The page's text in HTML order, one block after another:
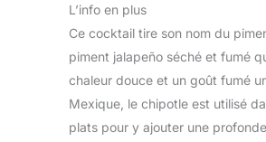
L’info en plus
Ce cocktail tire son nom du
piment jalapeño séché et fumé
chaleur douce et un goût fumé
Mexique, le chipotle est utilisé
plats pour y ajouter une